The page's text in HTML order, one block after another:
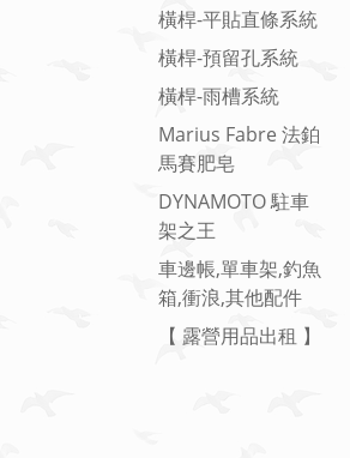
橫桿-平貼直條系統
橫桿-預留孔系統
橫桿-雨槽系統
Marius Fabre 法鉑
馬賽肥皂
DYNAMOTO 駐車
架之王
車邊帳,單車架,釣魚
箱,衝浪,其他配件
【 露營用品出租 】